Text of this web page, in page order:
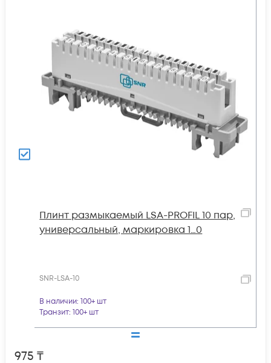
Плинт размыкаемый LSA-PROFIL 10 пар,
универсальный, маркировка 1…0
SNR-LSA-10
В наличии: 100+ шт
Транзит: 100+ шт
975 ₸